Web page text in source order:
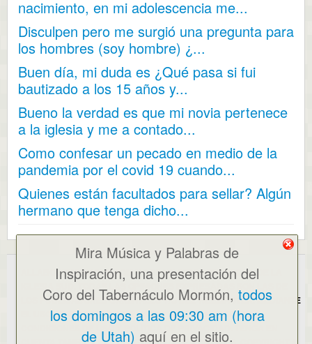
nacimiento, en mi adolescencia me...
Disculpen pero me surgió una pregunta para
los hombres (soy hombre) ¿...
Buen día, mi duda es ¿Qué pasa si fui
bautizado a los 15 años y...
Bueno la verdad es que mi novia pertenece
a la iglesia y me a contado...
Como confesar un pecado en medio de la
pandemia por el covid 19 cuando...
Quienes están facultados para sellar? Algún
hermano que tenga dicho...
ALLABOUTMORMONS.COM NO ES UN SITIO WEB OFICIAL DE LA
IGLESIA SUD. TODAS LAS OPINIONES EXPRESADAS SON LAS DE
LOS PUBLICADORES ORIGINALES Y/O DEL WEBMASTER. MEDIANTE
EL USO DE ESTE SITIO WEB, USTED ACEPTA NUESTROS
CONDICIONES DE USO Y POLÍTICA DE PRIVACIDAD
. TENGA EN
Mira Música y Palabras de
Inspiración, una presentación del
Coro del Tabernáculo Mormón, todos
los domingos a las 09:30 am (hora
de Utah) aquí en el sitio.